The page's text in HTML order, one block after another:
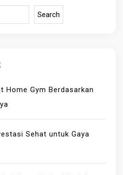
Search
Home Gym Berdasarkan
Sehat untuk Gaya